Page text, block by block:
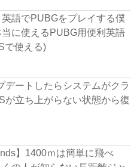
語でPUBGをプレイする僕
に使えるPUBG用便利英語
で使える)
デートしたらシステムがクラ
が立ち上がらない状態から復
】1400ｍは簡単に飛べ